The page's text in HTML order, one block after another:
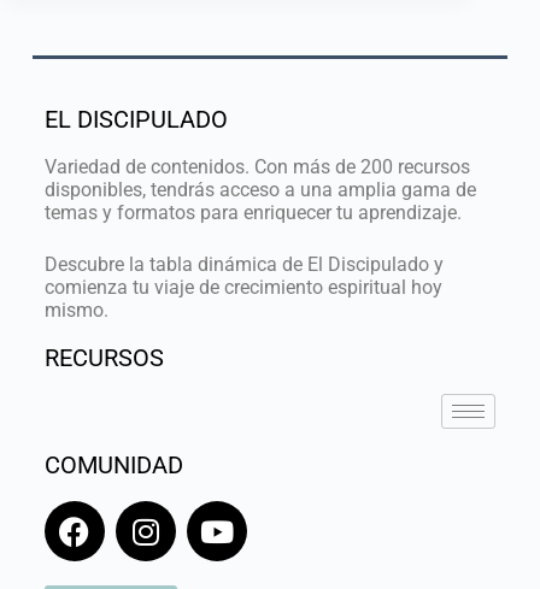
EL DISCIPULADO
Variedad de contenidos. Con más de 200 recursos
disponibles, tendrás acceso a una amplia gama de
temas y formatos para enriquecer tu aprendizaje.
Descubre la tabla dinámica de El Discipulado y
comienza tu viaje de crecimiento espiritual hoy
mismo.
RECURSOS
COMUNIDAD